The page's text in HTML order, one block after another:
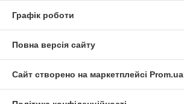
Графік роботи
Повна версія сайту
Сайт створено на маркетплейсі Prom.ua